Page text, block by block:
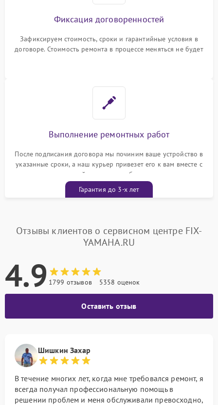
Фиксация договоренностей
Зафиксируем стоимость, сроки и гарантийные условия в
договоре. Стоимость ремонта в процессе меняться не будет
Выполнение ремонтных работ
После подписания договора мы починим ваше устройство в
указанные сроки, а наш курьер привезет его к вам вместе с
гарантийным талоном бесплатно
Гарантия до 3-х лет
Отзывы клиентов о сервисном центре FIX-
YAMAHA.RU
4.9 1799 отзывов 5358 оценок
Оставить отзыв
Шишкин Захар
В течение многих лет, когда мне требовался ремонт, я
всегда получал профессиональную помощь в
решении проблем и меня обслуживали превосходно,